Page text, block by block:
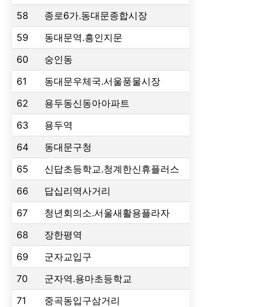
58
종로6가.동대문종합시장
59
동대문역.흥인지문
60
숭인동
61
동대문우체국.서울풍물시장
62
용두동신동아아파트
63
용두역
64
동대문구청
65
신답초등학교.청계한신휴플러스
66
답십리역사거리
67
청년회의소.서울새활용플라자
68
장한평역
69
군자교입구
70
군자역.용마초등학교
71
중곡동입구삼거리